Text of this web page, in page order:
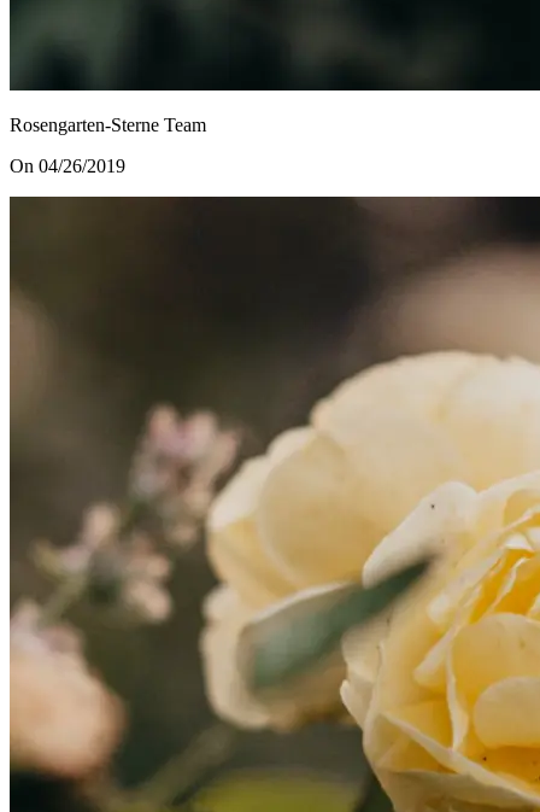
Rosengarten-Sterne Team
On 04/26/2019